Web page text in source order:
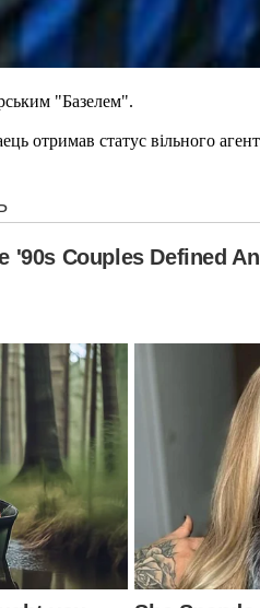
"Базелем".
отримав статус вільного